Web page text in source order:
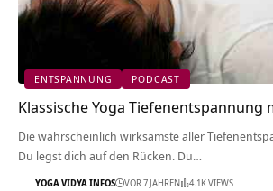
ENTSPANNUNG PODCAST
Klassische Yoga Tiefenentspannung
Die wahrscheinlich wirksamste aller
Du legst dich auf den Rücken. Du…
YOGA VIDYA INFOS VOR 7 JAHREN 4.1K VIEWS